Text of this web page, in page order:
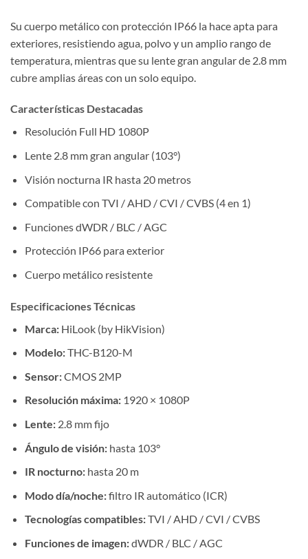
Su cuerpo metálico con protección IP66 la hace apta para
exteriores, resistiendo agua, polvo y un amplio rango de
temperatura, mientras que su lente gran angular de 2.8 mm
cubre amplias áreas con un solo equipo.
Características Destacadas
Resolución Full HD 1080P
Lente 2.8 mm gran angular (103°)
Visión nocturna IR hasta 20 metros
Compatible con TVI / AHD / CVI / CVBS (4 en 1)
Funciones dWDR / BLC / AGC
Protección IP66 para exterior
Cuerpo metálico resistente
Especificaciones Técnicas
Marca:HiLook (by HikVision)
Modelo:THC-B120-M
Sensor:CMOS 2MP
Resolución máxima:1920 × 1080P
Lente:2.8 mm fijo
Ángulo de visión:hasta 103°
IR nocturno:hasta 20 m
Modo día/noche:filtro IR automático (ICR)
Tecnologías compatibles:TVI / AHD / CVI / CVBS
Funciones de imagen:dWDR / BLC / AGC